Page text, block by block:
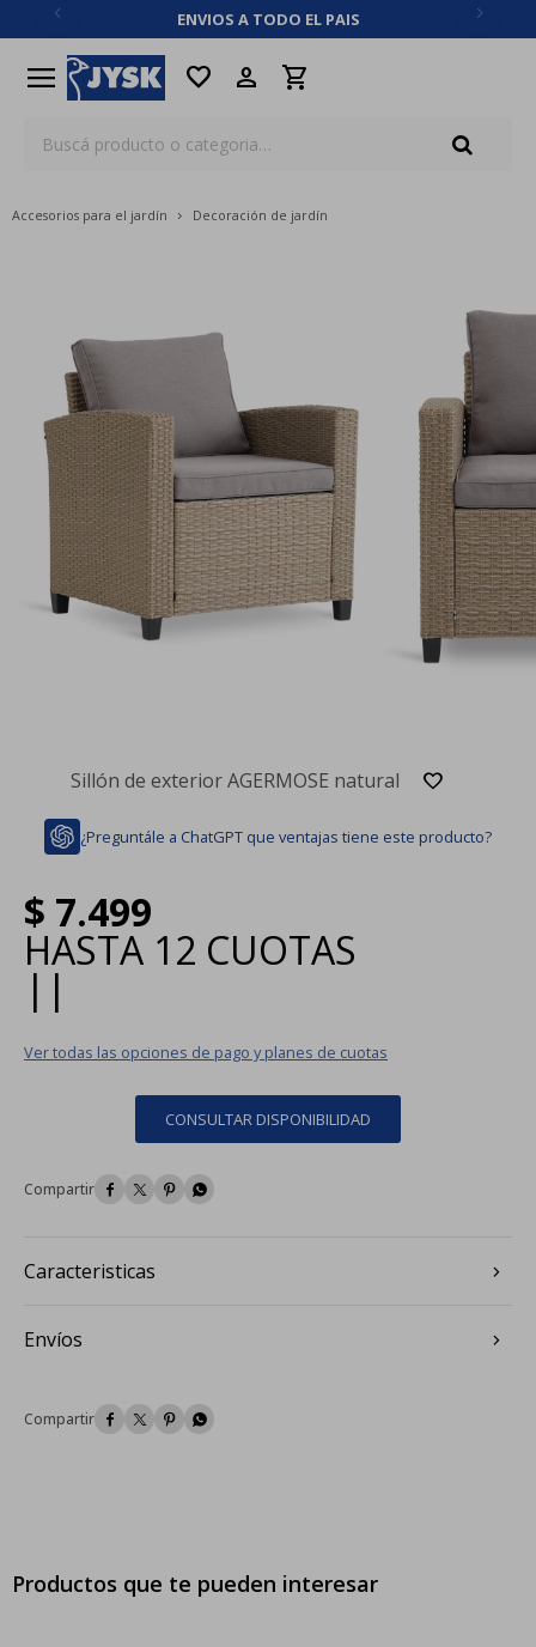
ENVIOS A TODO EL PAIS
menu favorite
Accesorios para el jardín Decoración de jardín
Sillón de exterior AGERMOSE natural
¿Preguntále a ChatGPT que ventajas tiene este producto?
$ 7.499
HASTA 12 CUOTAS
| |
Ver todas las opciones de pago y planes de cuotas
CONSULTAR DISPONIBILIDAD
   
Caracteristicas
Envíos
   
Productos que te pueden interesar
close